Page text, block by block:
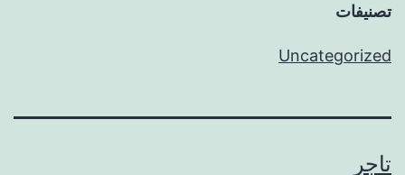
تصنيفات
Uncategorized
تاجر